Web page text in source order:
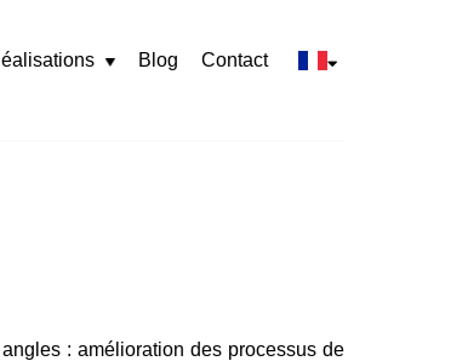
RozwińBlog Contact
: amélioration des processus de